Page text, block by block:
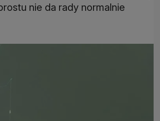
nie da rady normalnie